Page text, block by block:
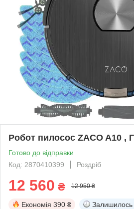
Робот пилосос ZACO A10 ,
Готово до відправки
Код: 2870410399
Роздріб
12 560 ₴ 12 950 ₴
Економія 390 ₴ Залишилось